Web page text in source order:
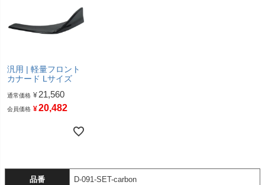
汎用 | 軽量フロント
カナード Lサイズ
通常価格 ¥ 21,560
会員価格 ¥20,482
品番 D-091-SET-carbon